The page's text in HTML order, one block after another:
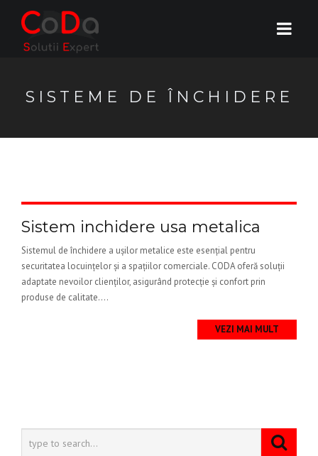
SISTEME DE ÎNCHIDERE
Sistem inchidere usa metalica
Sistemul de închidere a ușilor metalice este esențial pentru
securitatea locuințelor și a spațiilor comerciale. CODA oferă soluții
adaptate nevoilor clienților, asigurând protecție și confort prin
produse de calitate....
VEZI MAI MULT